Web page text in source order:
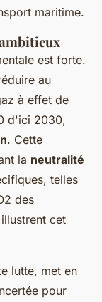
maritime.
est forte.
au
à effet de
d'ici 2030,
. Cette
la neutralité
telles
des
cet
lutte, met en
pour